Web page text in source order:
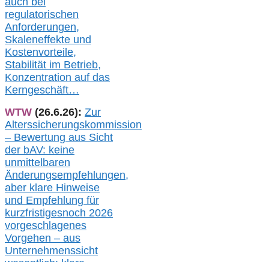
regulatorischen
Anforderungen,
Skaleneffekte und
Kostenvorteile,
Stabilität im Betrieb,
Konzentration auf das
Kerngeschäft…
WTW (26.6.26): Zur
Alterssicherungskommission
– Bewertung aus Sicht
der bAV: keine
unmittelbaren
Änderungsempfehlungen,
aber klare Hinweise
und Empfehlung für
kurzfristigesnoch 2026
vorgeschlagenes
Vorgehen – aus
Unternehmenssicht